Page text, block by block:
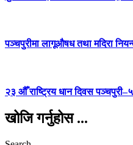
पञ्चपुरीमा लागूऔषध तथा मदिरा
२३ औँ राष्ट्रिय धान दिवस पञ्चपुरी–५
खोजि गर्नुहोस ...